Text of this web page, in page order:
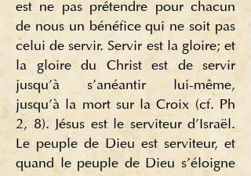
est ne pas prétendre pour chacun
de nous un bénéfice qui ne soit pas
celui de servir. Servir est la gloire; et
la gloire du Christ est de servir
jusqu'à s'anéantir lui-même,
jusqu'à la mort sur la Croix (cf. Ph
2, 8). Jésus est le serviteur d'Israël.
Le peuple de Dieu est serviteur, et
quand le peuple de Dieu s'éloigne